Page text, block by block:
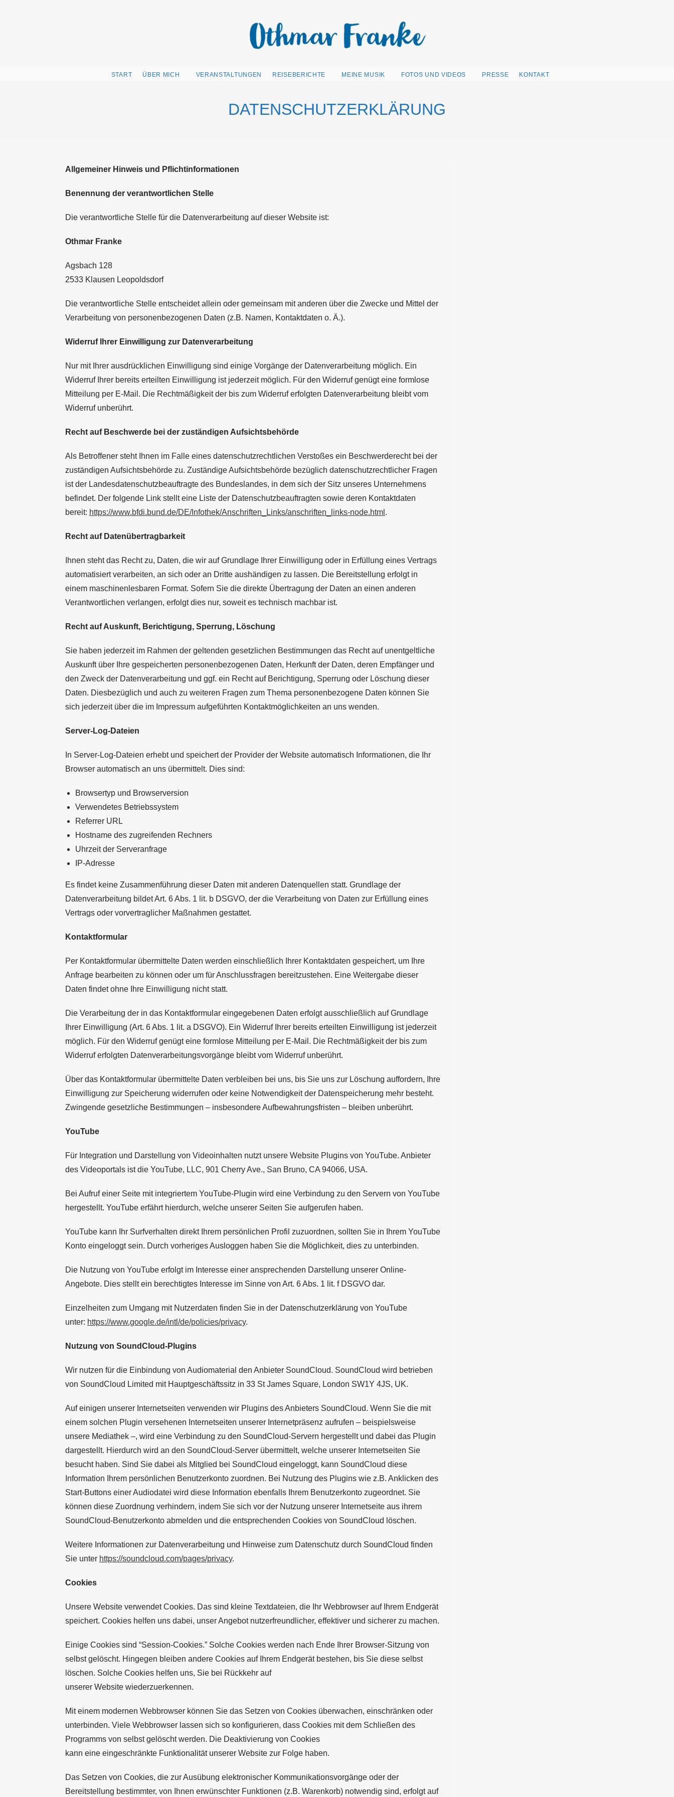
START ÜBER MICH VERANSTALTUNGEN REISEBERICHTE MEINE MUSIK FOTOS UND VIDEOS PRESSE KONTAKT
DATENSCHUTZERKLÄRUNG
Allgemeiner Hinweis und Pflichtinformationen
Benennung der verantwortlichen Stelle
Die verantwortliche Stelle für die Datenverarbeitung auf dieser Website ist:
Othmar Franke
Agsbach 128
2533 Klausen Leopoldsdorf
Die verantwortliche Stelle entscheidet allein oder gemeinsam mit anderen über die Zwecke und Mittel der
Verarbeitung von personenbezogenen Daten (z.B. Namen, Kontaktdaten o. Ä.).
Widerruf Ihrer Einwilligung zur Datenverarbeitung
Nur mit Ihrer ausdrücklichen Einwilligung sind einige Vorgänge der Datenverarbeitung möglich. Ein
Widerruf Ihrer bereits erteilten Einwilligung ist jederzeit möglich. Für den Widerruf genügt eine formlose
Mitteilung per E-Mail. Die Rechtmäßigkeit der bis zum Widerruf erfolgten Datenverarbeitung bleibt vom
Widerruf unberührt.
Recht auf Beschwerde bei der zuständigen Aufsichtsbehörde
Als Betroffener steht Ihnen im Falle eines datenschutzrechtlichen Verstoßes ein Beschwerderecht bei der
zuständigen Aufsichtsbehörde zu. Zuständige Aufsichtsbehörde bezüglich datenschutzrechtlicher Fragen
ist der Landesdatenschutzbeauftragte des Bundeslandes, in dem sich der Sitz unseres Unternehmens
befindet. Der folgende Link stellt eine Liste der Datenschutzbeauftragten sowie deren Kontaktdaten
bereit: https://www.bfdi.bund.de/DE/Infothek/Anschriften_Links/anschriften_links-node.html .
Recht auf Datenübertragbarkeit
Ihnen steht das Recht zu, Daten, die wir auf Grundlage Ihrer Einwilligung oder in Erfüllung eines Vertrags
automatisiert verarbeiten, an sich oder an Dritte aushändigen zu lassen. Die Bereitstellung erfolgt in
einem maschinenlesbaren Format. Sofern Sie die direkte Übertragung der Daten an einen anderen
Verantwortlichen verlangen, erfolgt dies nur, soweit es technisch machbar ist.
Recht auf Auskunft, Berichtigung, Sperrung, Löschung
Sie haben jederzeit im Rahmen der geltenden gesetzlichen Bestimmungen das Recht auf unentgeltliche
Auskunft über Ihre gespeicherten personenbezogenen Daten, Herkunft der Daten, deren Empfänger und
den Zweck der Datenverarbeitung und ggf. ein Recht auf Berichtigung, Sperrung oder Löschung dieser
Daten. Diesbezüglich und auch zu weiteren Fragen zum Thema personenbezogene Daten können Sie
sich jederzeit über die im Impressum aufgeführten Kontaktmöglichkeiten an uns wenden.
Server-Log-Dateien
In Server-Log-Dateien erhebt und speichert der Provider der Website automatisch Informationen, die Ihr
Browser automatisch an uns übermittelt. Dies sind:
Browsertyp und Browserversion
Verwendetes Betriebssystem
Referrer URL
Hostname des zugreifenden Rechners
Uhrzeit der Serveranfrage
IP-Adresse
Es findet keine Zusammenführung dieser Daten mit anderen Datenquellen statt. Grundlage der
Datenverarbeitung bildet Art. 6 Abs. 1 lit. b DSGVO, der die Verarbeitung von Daten zur Erfüllung eines
Vertrags oder vorvertraglicher Maßnahmen gestattet.
Kontaktformular
Per Kontaktformular übermittelte Daten werden einschließlich Ihrer Kontaktdaten gespeichert, um Ihre
Anfrage bearbeiten zu können oder um für Anschlussfragen bereitzustehen. Eine Weitergabe dieser
Daten findet ohne Ihre Einwilligung nicht statt.
Die Verarbeitung der in das Kontaktformular eingegebenen Daten erfolgt ausschließlich auf Grundlage
Ihrer Einwilligung (Art. 6 Abs. 1 lit. a DSGVO). Ein Widerruf Ihrer bereits erteilten Einwilligung ist jederzeit
möglich. Für den Widerruf genügt eine formlose Mitteilung per E-Mail. Die Rechtmäßigkeit der bis zum
Widerruf erfolgten Datenverarbeitungsvorgänge bleibt vom Widerruf unberührt.
Über das Kontaktformular übermittelte Daten verbleiben bei uns, bis Sie uns zur Löschung auffordern, Ihre
Einwilligung zur Speicherung widerrufen oder keine Notwendigkeit der Datenspeicherung mehr besteht.
Zwingende gesetzliche Bestimmungen – insbesondere Aufbewahrungsfristen – bleiben unberührt.
YouTube
Für Integration und Darstellung von Videoinhalten nutzt unsere Website Plugins von YouTube. Anbieter
des Videoportals ist die YouTube, LLC, 901 Cherry Ave., San Bruno, CA 94066, USA.
Bei Aufruf einer Seite mit integriertem YouTube-Plugin wird eine Verbindung zu den Servern von YouTube
hergestellt. YouTube erfährt hierdurch, welche unserer Seiten Sie aufgerufen haben.
YouTube kann Ihr Surfverhalten direkt Ihrem persönlichen Profil zuzuordnen, sollten Sie in Ihrem YouTube
Konto eingeloggt sein. Durch vorheriges Ausloggen haben Sie die Möglichkeit, dies zu unterbinden.
Die Nutzung von YouTube erfolgt im Interesse einer ansprechenden Darstellung unserer Online-
Angebote. Dies stellt ein berechtigtes Interesse im Sinne von Art. 6 Abs. 1 lit. f DSGVO dar.
Einzelheiten zum Umgang mit Nutzerdaten finden Sie in der Datenschutzerklärung von YouTube
unter: https://www.google.de/intl/de/policies/privacy.
Nutzung von SoundCloud-Plugins
Wir nutzen für die Einbindung von Audiomaterial den Anbieter SoundCloud. SoundCloud wird betrieben
von SoundCloud Limited mit Hauptgeschäftssitz in 33 St James Square, London SW1Y 4JS, UK.
Auf einigen unserer Internetseiten verwenden wir Plugins des Anbieters SoundCloud. Wenn Sie die mit
einem solchen Plugin versehenen Internetseiten unserer Internetpräsenz aufrufen – beispielsweise
unsere Mediathek –, wird eine Verbindung zu den SoundCloud-Servern hergestellt und dabei das Plugin
dargestellt. Hierdurch wird an den SoundCloud-Server übermittelt, welche unserer Internetseiten Sie
besucht haben. Sind Sie dabei als Mitglied bei SoundCloud eingeloggt, kann SoundCloud diese
Information Ihrem persönlichen Benutzerkonto zuordnen. Bei Nutzung des Plugins wie z.B. Anklicken des
Start-Buttons einer Audiodatei wird diese Information ebenfalls Ihrem Benutzerkonto zugeordnet. Sie
können diese Zuordnung verhindern, indem Sie sich vor der Nutzung unserer Internetseite aus ihrem
SoundCloud-Benutzerkonto abmelden und die entsprechenden Cookies von SoundCloud löschen.
Weitere Informationen zur Datenverarbeitung und Hinweise zum Datenschutz durch SoundCloud finden
Sie unter https://soundcloud.com/pages/privacy.
Cookies
Unsere Website verwendet Cookies. Das sind kleine Textdateien, die Ihr Webbrowser auf Ihrem Endgerät
speichert. Cookies helfen uns dabei, unser Angebot nutzerfreundlicher, effektiver und sicherer zu machen.
Einige Cookies sind “Session-Cookies.” Solche Cookies werden nach Ende Ihrer Browser-Sitzung von
selbst gelöscht. Hingegen bleiben andere Cookies auf Ihrem Endgerät bestehen, bis Sie diese selbst
löschen. Solche Cookies helfen uns, Sie bei Rückkehr auf
unserer Website wiederzuerkennen.
Mit einem modernen Webbrowser können Sie das Setzen von Cookies überwachen, einschränken oder
unterbinden. Viele Webbrowser lassen sich so konfigurieren, dass Cookies mit dem Schließen des
Programms von selbst gelöscht werden. Die Deaktivierung von Cookies
kann eine eingeschränkte Funktionalität unserer Website zur Folge haben.
Das Setzen von Cookies, die zur Ausübung elektronischer Kommunikationsvorgänge oder der
Bereitstellung bestimmter, von Ihnen erwünschter Funktionen (z.B. Warenkorb) notwendig sind, erfolgt auf